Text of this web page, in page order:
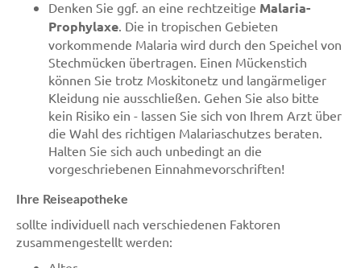
Denken Sie ggf. an eine rechtzeitige Malaria-
Prophylaxe. Die in tropischen Gebieten
vorkommende Malaria wird durch den Speichel von
Stechmücken übertragen. Einen Mückenstich
können Sie trotz Moskitonetz und langärmeliger
Kleidung nie ausschließen. Gehen Sie also bitte
kein Risiko ein - lassen Sie sich von Ihrem Arzt über
die Wahl des richtigen Malariaschutzes beraten.
Halten Sie sich auch unbedingt an die
vorgeschriebenen Einnahmevorschriften!
Ihre Reiseapotheke
sollte individuell nach verschiedenen Faktoren
zusammengestellt werden: